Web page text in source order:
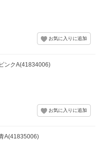
ンクA(41834006)
A(41835006)